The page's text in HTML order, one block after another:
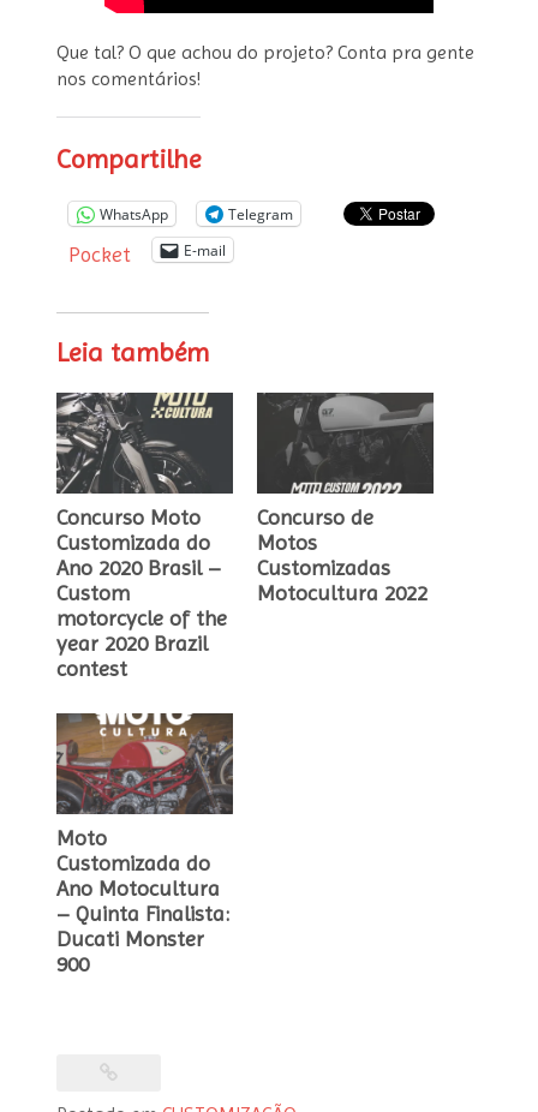
Que tal? O que achou do projeto? Conta pra gente
nos comentários!
Compartilhe
WhatsApp Telegram
Pocket E-mail
Leia também
Concurso Moto
Customizada do
Ano 2020 Brasil –
Custom
motorcycle of the
year 2020 Brazil
contest
Concurso de
Motos
Customizadas
Motocultura 2022
Moto
Customizada do
Ano Motocultura
– Quinta Finalista:
Ducati Monster
900